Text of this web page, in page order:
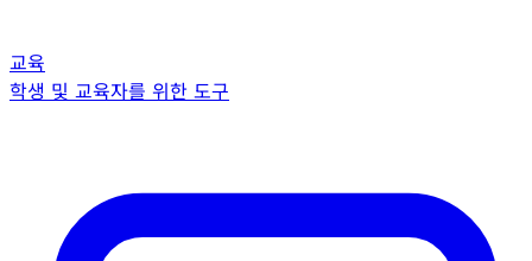
교육
학생 및 교육자를 위한 도구